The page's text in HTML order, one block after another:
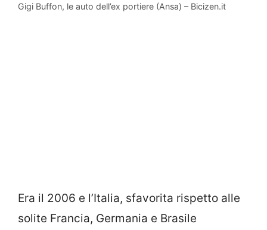
Gigi Buffon, le auto dell’ex portiere (Ansa) – Bicizen.it
Era il 2006 e l’Italia, sfavorita rispetto alle
solite Francia, Germania e Brasile